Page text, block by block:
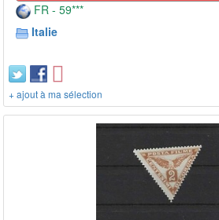
FR - 59***
Italie
+ ajout à ma sélection